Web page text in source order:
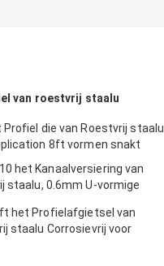
van roestvrij staalu
Profiel die van Roestvrij staalu
8ft vormen snakt
het Kanaalversiering van
staalu, 0.6mm U-vormige
het Profielafgietsel van
staalu Corrosievrij voor